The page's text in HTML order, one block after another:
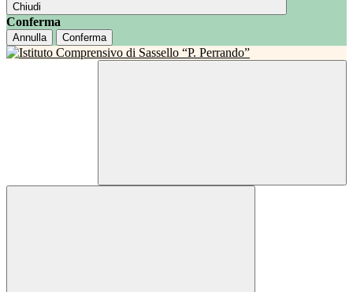
Chiudi
Conferma
Annulla Conferma